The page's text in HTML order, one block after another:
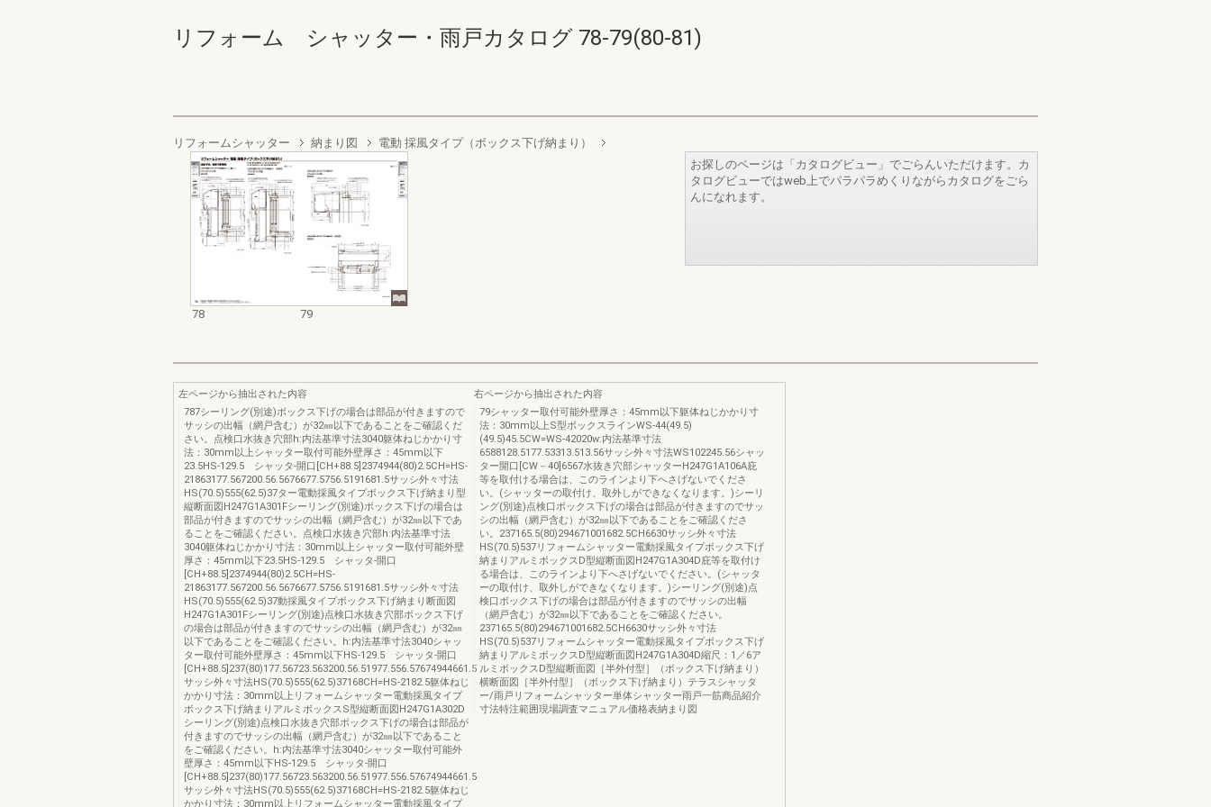
リフォーム シャッター・雨戸カタログ 78-79(80-81)
リフォームシャッター 納まり図 電動 採風タイプ（ボックス下げ納まり）
78 79
お探しのページは「カタログビュー」でごらんいただけます。カ
タログビューではweb上でパラパラめくりながらカタログをごら
んになれます。
左ページから抽出された内容
787シーリング(別途)ボックス下げの場合は部品が付きますので
サッシの出幅（網戸含む）が32㎜以下であることをご確認くだ
さい。点検口水抜き穴部h:内法基準寸法3040躯体ねじかかり寸
法：30mm以上シャッター取付可能外壁厚さ：45mm以下
23.5HS-129.5 シャッタ-開口[CH+88.5]2374944(80)2.5CH=HS-
21863177.567200.56.5676677.5756.5191681.5サッシ外々寸法
HS(70.5)555(62.5)37ター電動採風タイプボックス下げ納まり型
縦断面図H247G1A301Fシーリング(別途)ボックス下げの場合は
部品が付きますのでサッシの出幅（網戸含む）が32㎜以下であ
ることをご確認ください。点検口水抜き穴部h:内法基準寸法
3040躯体ねじかかり寸法：30mm以上シャッター取付可能外壁
厚さ：45mm以下23.5HS-129.5 シャッタ-開口
[CH+88.5]2374944(80)2.5CH=HS-
21863177.567200.56.5676677.5756.5191681.5サッシ外々寸法
HS(70.5)555(62.5)37動採風タイプボックス下げ納まり断面図
H247G1A301Fシーリング(別途)点検口水抜き穴部ボックス下げ
の場合は部品が付きますのでサッシの出幅（網戸含む）が32㎜
以下であることをご確認ください。h:内法基準寸法3040シャッ
ター取付可能外壁厚さ：45mm以下HS-129.5 シャッタ-開口
[CH+88.5]237(80)177.56723.563200.56.51977.556.57674944661.5
サッシ外々寸法HS(70.5)555(62.5)37168CH=HS-2182.5躯体ねじ
かかり寸法：30mm以上リフォームシャッター電動採風タイプ
ボックス下げ納まりアルミボックスS型縦断面図H247G1A302D
シーリング(別途)点検口水抜き穴部ボックス下げの場合は部品が
付きますのでサッシの出幅（網戸含む）が32㎜以下であること
をご確認ください。h:内法基準寸法3040シャッター取付可能外
壁厚さ：45mm以下HS-129.5 シャッタ-開口
[CH+88.5]237(80)177.56723.563200.56.51977.556.57674944661.5
サッシ外々寸法HS(70.5)555(62.5)37168CH=HS-2182.5躯体ねじ
かかり寸法：30mm以上リフォームシャッター電動採風タイプ
右ページから抽出された内容
79シャッター取付可能外壁厚さ：45mm以下躯体ねじかかり寸
法：30mm以上S型ボックスラインWS-44(49.5)
(49.5)45.5CW=WS-42020w:内法基準寸法
6588128.5177.53313.513.56サッシ外々寸法WS102245.56シャッ
ター開口[CW－40]6567水抜き穴部シャッターH247G1A106A庇
等を取付ける場合は、このラインより下へさげないでくださ
い。(シャッターの取付け、取外しができなくなります。)シーリ
ング(別途)点検口ボックス下げの場合は部品が付きますのでサッ
シの出幅（網戸含む）が32㎜以下であることをご確認くださ
い。237165.5(80)294671001682.5CH6630サッシ外々寸法
HS(70.5)537リフォームシャッター電動採風タイプボックス下げ
納まりアルミボックスD型縦断面図H247G1A304D庇等を取付け
る場合は、このラインより下へさげないでください。(シャッタ
ーの取付け、取外しができなくなります。)シーリング(別途)点
検口ボックス下げの場合は部品が付きますのでサッシの出幅
（網戸含む）が32㎜以下であることをご確認ください。
237165.5(80)294671001682.5CH6630サッシ外々寸法
HS(70.5)537リフォームシャッター電動採風タイプボックス下げ
納まりアルミボックスD型縦断面図H247G1A304D縮尺：1／6ア
ルミボックスD型縦断面図［半外付型］（ボックス下げ納まり）
横断面図［半外付型］（ボックス下げ納まり）テラスシャッタ
ー/雨戸リフォームシャッター単体シャッター雨戸一筋商品紹介
寸法特注範囲現場調査マニュアル価格表納まり図